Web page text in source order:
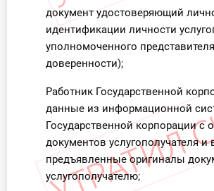
документ удостоверяющий
идентификации личности
уполномоченного
доверенности);
Работник Государственной
данные из информационной
Государственной корпорации с
документов услугополучателя и
предъявленные оригиналы
услугополучателю;